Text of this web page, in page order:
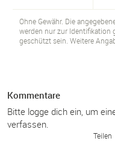
Ohne Gewähr. Die
werden nur zur Identifikation
geschützt sein. Weitere
Kommentare
Bitte logge dich ein, um
verfassen.
Teilen